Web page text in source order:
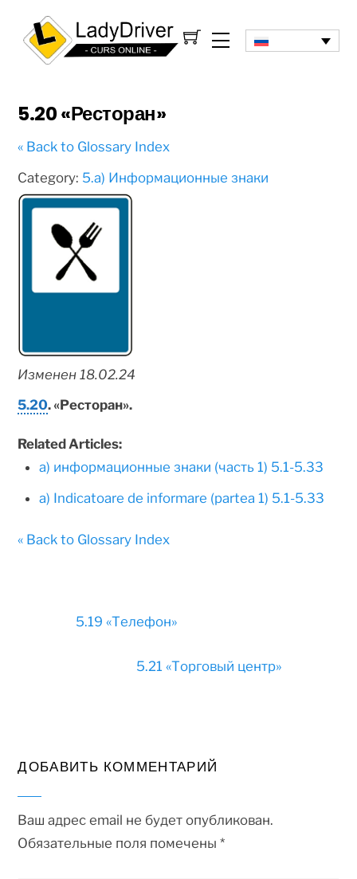
5.20 «Ресторан»
« Back to Glossary Index
Category: 5.а) Информационные знаки
Изменен 18.02.24
5.20. «Ресторан».
Related Articles:
а) информационные знаки (часть 1) 5.1-5.33
а) Indicatoare de informare (partea 1) 5.1-5.33
« Back to Glossary Index
5.19 «Телефон»
5.21 «Торговый центр»
ДОБАВИТЬ КОММЕНТАРИЙ
Ваш адрес email не будет опубликован.
Обязательные поля помечены*